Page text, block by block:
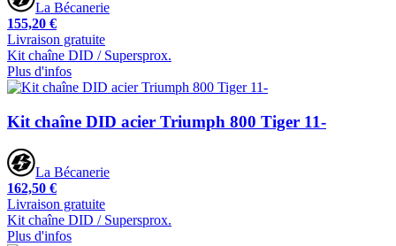
La Bécanerie
155,20 €
Livraison gratuite
Kit chaîne DID / Supersprox.
Plus d'infos
Kit chaîne DID acier Triumph 800 Tiger 11-
La Bécanerie
162,50 €
Livraison gratuite
Kit chaîne DID / Supersprox.
Plus d'infos